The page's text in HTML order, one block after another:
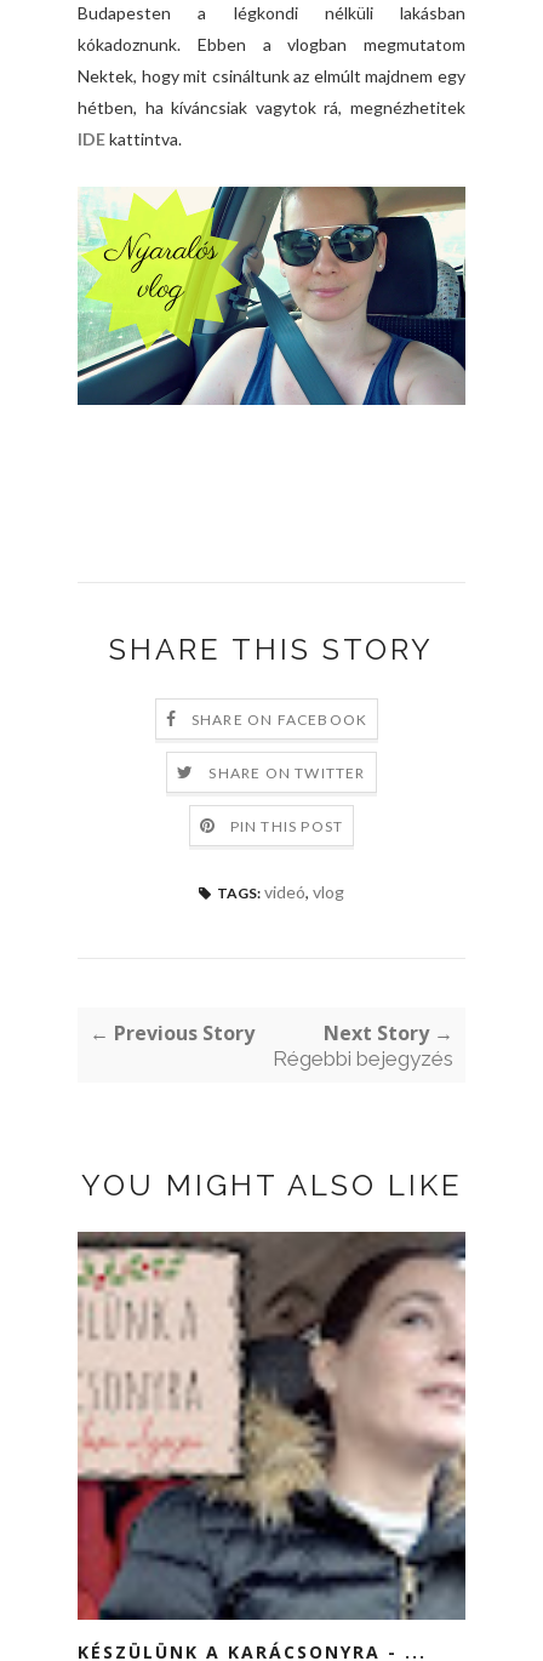
Budapesten a légkondi nélküli lakásban
kókadoznunk. Ebben a vlogban megmutatom
Nektek, hogy mit csináltunk az elmúlt majdnem egy
hétben, ha kíváncsiak vagytok rá, megnézhetitek
IDEkattintva.
SHARE THIS STORY
SHARE ON FACEBOOK
SHARE ON TWITTER
PIN THIS POST
TAGS: videó, vlog
← Previous Story Next Story →
Régebbi bejegyzés
YOU MIGHT ALSO LIKE
KÉSZÜLÜNK A KARÁCSONYRA - ...